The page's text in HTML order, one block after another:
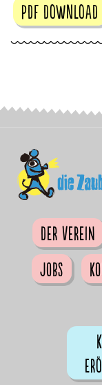
PDF DOWNLOAD
Der Verein
Jobs